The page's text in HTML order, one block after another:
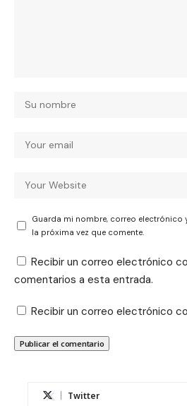
Guarda mi nombre, correo electrónico
la próxima vez que comente.
Recibir un correo electrónico
comentarios a esta entrada.
Recibir un correo electrónico
Twitter